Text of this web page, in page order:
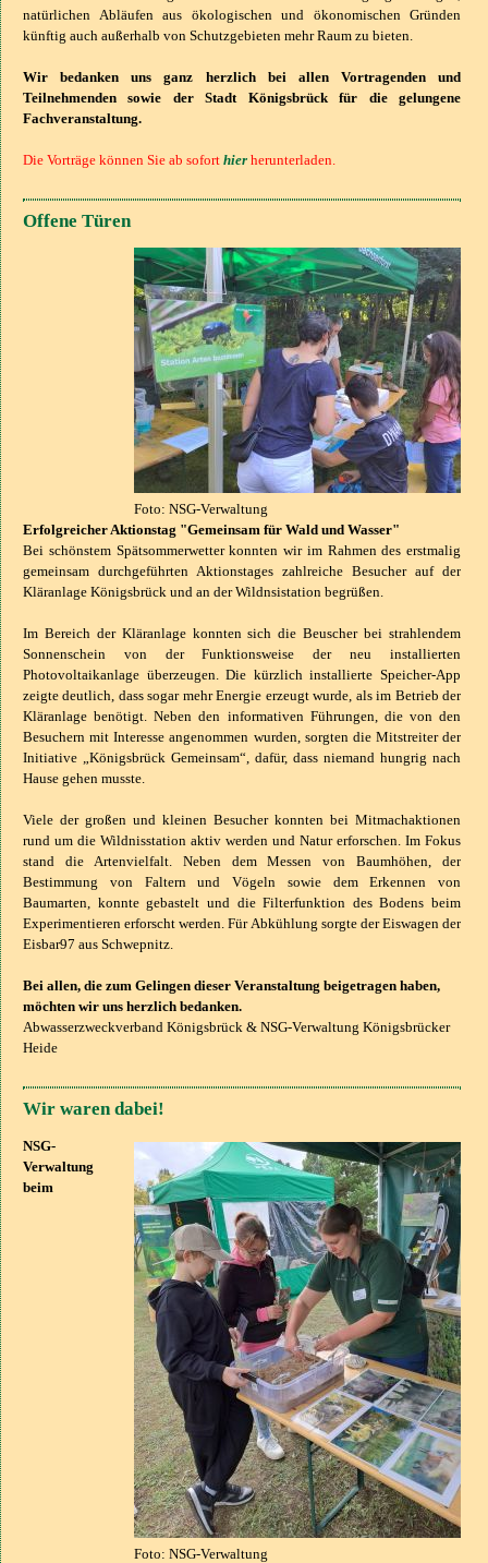
natürlichen Abläufen aus ökologischen und ökonomischen Gründen
künftig auch außerhalb von Schutzgebieten mehr Raum zu bieten.
Wir bedanken uns ganz herzlich bei allen Vortragenden und
Teilnehmenden sowie der Stadt Königsbrück für die gelungene
Fachveranstaltung.
Die Vorträge können Sie ab sofort hier herunterladen.
Offene Türen
Foto: NSG-Verwaltung
Erfolgreicher Aktionstag "Gemeinsam für Wald und Wasser"
Bei schönstem Spätsommerwetter konnten wir im Rahmen des erstmalig
gemeinsam durchgeführten Aktionstages zahlreiche Besucher auf der
Kläranlage Königsbrück und an der Wildnsistation begrüßen.
Im Bereich der Kläranlage konnten sich die Beuscher bei strahlendem
Sonnenschein von der Funktionsweise der neu installierten
Photovoltaikanlage überzeugen. Die kürzlich installierte Speicher-App
zeigte deutlich, dass sogar mehr Energie erzeugt wurde, als im Betrieb der
Kläranlage benötigt. Neben den informativen Führungen, die von den
Besuchern mit Interesse angenommen wurden, sorgten die Mitstreiter der
Initiative „Königsbrück Gemeinsam“, dafür, dass niemand hungrig nach
Hause gehen musste.
Viele der großen und kleinen Besucher konnten bei Mitmachaktionen
rund um die Wildnisstation aktiv werden und Natur erforschen. Im Fokus
stand die Artenvielfalt. Neben dem Messen von Baumhöhen, der
Bestimmung von Faltern und Vögeln sowie dem Erkennen von
Baumarten, konnte gebastelt und die Filterfunktion des Bodens beim
Experimentieren erforscht werden. Für Abkühlung sorgte der Eiswagen der
Eisbar97 aus Schwepnitz.
Bei allen, die zum Gelingen dieser Veranstaltung beigetragen haben,
möchten wir uns herzlich bedanken.
Abwasserzweckverband Königsbrück & NSG-Verwaltung Königsbrücker
Heide
Wir waren dabei!
Foto: NSG-Verwaltung
NSG-
Verwaltung
beim